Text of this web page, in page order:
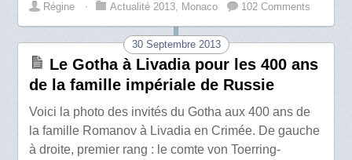
Régine ⋅ Actualité 2013, Monaco 102 Comments
30 Septembre 2013
Le Gotha à Livadia pour les 400 ans
de la famille impériale de Russie
Voici la photo des invités du Gotha aux 400 ans de
la famille Romanov à Livadia en Crimée. De gauche
à droite, premier rang : le comte von Toerring-